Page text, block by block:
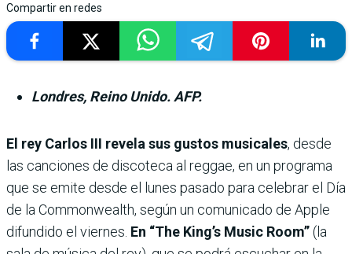
Compartir en redes
Londres, Reino Unido. AFP.
El rey Carlos III revela sus gustos musicales, desde
las canciones de discoteca al reggae, en un programa
que se emite desde el lunes pasado para celebrar el Día
de la Commonwealth, según un comunicado de Apple
difundido el viernes. En “The King’s Music Room”(la